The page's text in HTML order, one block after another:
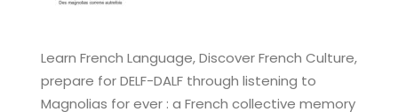
Learn French Language, Discover French Culture,
prepare for DELF-DALF through listening to
Magnolias for ever : a French collective memory